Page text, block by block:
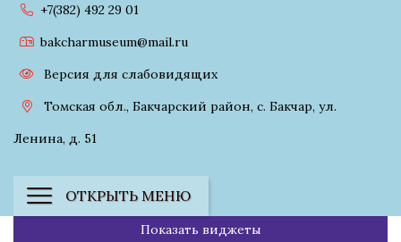
+7(382) 492 29 01
bakcharmuseum@mail.ru
Версия для слабовидящих
Томская обл., Бакчарский район, с. Бакчар, ул.
Ленина, д. 51
ОТКРЫТЬ МЕНЮ
Показать виджеты